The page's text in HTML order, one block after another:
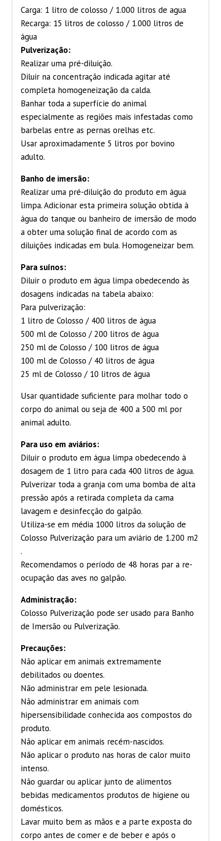
Carga: 1 litro de colosso / 1.000 litros de agua
Recarga: 15 litros de colosso / 1.000 litros de
água
Pulverização:
Realizar uma pré-diluição.
Diluir na concentração indicada agitar até
completa homogeneização da calda.
Banhar toda a superfície do animal
especialmente as regiões mais infestadas como
barbelas entre as pernas orelhas etc.
Usar aproximadamente 5 litros por bovino
adulto.
Banho de imersão:
Realizar uma pré-diluição do produto em água
limpa. Adicionar esta primeira solução obtida à
água do tanque ou banheiro de imersão de modo
a obter uma solução final de acordo com as
diluições indicadas em bula. Homogeneizar bem.
Para suínos:
Diluir o produto em água limpa obedecendo às
dosagens indicadas na tabela abaixo:
Para pulverização:
1 litro de Colosso / 400 litros de água
500 ml de Colosso / 200 litros de água
250 ml de Colosso / 100 litros de água
100 ml de Colosso / 40 litros de água
25 ml de Colosso / 10 litros de água
Usar quantidade suficiente para molhar todo o
corpo do animal ou seja de 400 a 500 ml por
animal adulto.
Para uso em aviários:
Diluir o produto em água limpa obedecendo à
dosagem de 1 litro para cada 400 litros de água.
Pulverizar toda a granja com uma bomba de alta
pressão após a retirada completa da cama
lavagem e desinfecção do galpão.
Utiliza-se em média 1000 litros da solução de
Colosso Pulverização para um aviário de 1.200 m2
.
Recomendamos o período de 48 horas par a re-
ocupação das aves no galpão.
Administração:
Colosso Pulverização pode ser usado para Banho
de Imersão ou Pulverização.
Precauções:
Não aplicar em animais extremamente
debilitados ou doentes.
Não administrar em pele lesionada.
Não administrar em animais com
hipersensibilidade conhecida aos compostos do
produto.
Não aplicar em animais recém-nascidos.
Não aplicar o produto nas horas de calor muito
intenso.
Não guardar ou aplicar junto de alimentos
bebidas medicamentos produtos de higiene ou
domésticos.
Lavar muito bem as mãos e a parte exposta do
corpo antes de comer e de beber e após o